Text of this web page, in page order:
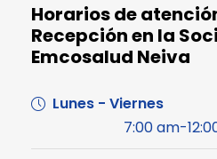
Horarios de
Recepción en la
Emcosalud Neiva
Lunes - Viernes
7:00 am-